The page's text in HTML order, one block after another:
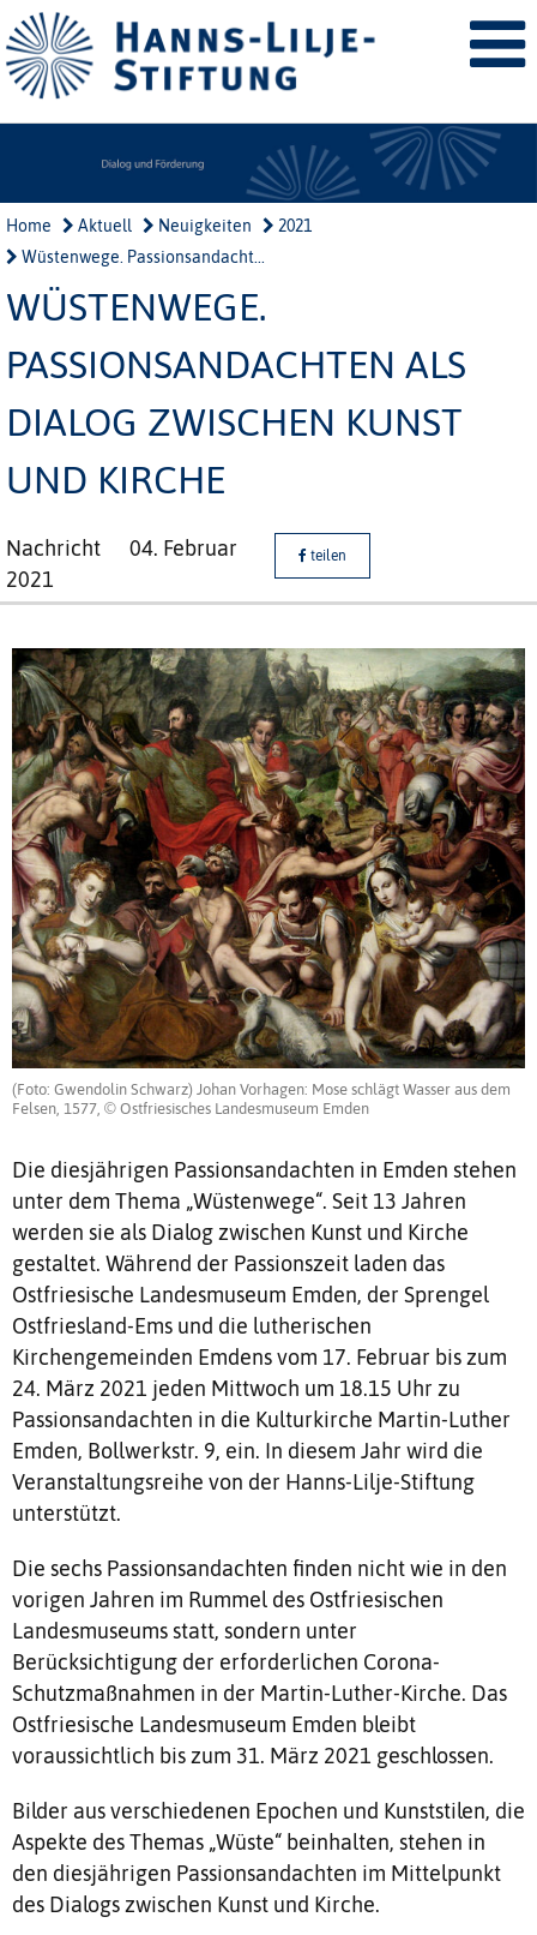
Home Aktuell Neuigkeiten
2021
Wüstenwege. Passionsandacht...
WÜSTENWEGE.
PASSIONSANDACHTEN ALS
DIALOG ZWISCHEN KUNST
UND KIRCHE
Nachricht
04. Februar
2021
teilen
(Foto: Gwendolin Schwarz) Johan Vorhagen: Mose schlägt Wasser aus dem
Felsen, 1577, © Ostfriesisches Landesmuseum Emden
Die diesjährigen Passionsandachten in Emden stehen
unter dem Thema „Wüstenwege“. Seit 13 Jahren
werden sie als Dialog zwischen Kunst und Kirche
gestaltet. Während der Passionszeit laden das
Ostfriesische Landesmuseum Emden, der Sprengel
Ostfriesland-Ems und die lutherischen
Kirchengemeinden Emdens vom 17. Februar bis zum
24. März 2021 jeden Mittwoch um 18.15 Uhr zu
Passionsandachten in die Kulturkirche Martin-Luther
Emden, Bollwerkstr. 9, ein. In diesem Jahr wird die
Veranstaltungsreihe von der Hanns-Lilje-Stiftung
unterstützt.
Die sechs Passionsandachten finden nicht wie in den
vorigen Jahren im Rummel des Ostfriesischen
Landesmuseums statt, sondern unter
Berücksichtigung der erforderlichen Corona-
Schutzmaßnahmen in der Martin-Luther-Kirche. Das
Ostfriesische Landesmuseum Emden bleibt
voraussichtlich bis zum 31. März 2021 geschlossen.
Bilder aus verschiedenen Epochen und Kunststilen, die
Aspekte des Themas „Wüste“ beinhalten, stehen in
den diesjährigen Passionsandachten im Mittelpunkt
des Dialogs zwischen Kunst und Kirche.